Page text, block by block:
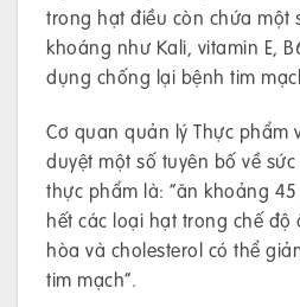
trong hạt điều còn chứa một
khoáng như Kali, vitamin E,
dụng chống lại bệnh tim
Cơ quan quản lý Thực phẩm
duyệt một số tuyên bố về
thực phẩm là: “ăn khoảng
hết các loại hạt trong chế
hòa và cholesterol có thể
tim mạch”.